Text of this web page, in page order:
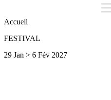
Accueil
FESTIVAL
29 Jan > 6 Fév 2027